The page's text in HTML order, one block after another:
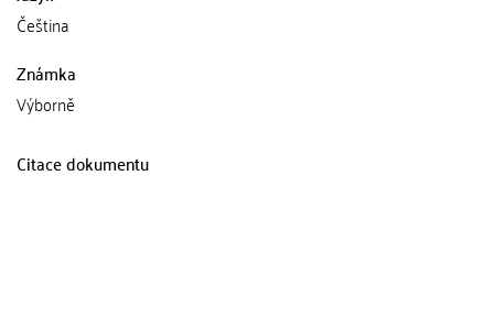
Čeština
Známka
Výborně
Citace dokumentu